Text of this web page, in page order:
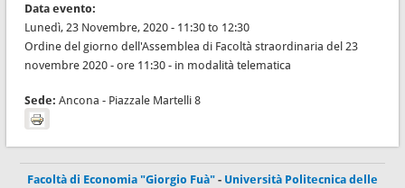
Data evento:
Lunedì, 23 Novembre, 2020 - 11:30to 12:30
Ordine del giorno dell'Assemblea di Facoltà straordinaria del 23
novembre 2020 - ore 11:30 - in modalità telematica
Sede: Ancona - Piazzale Martelli 8
Facoltà di Economia "Giorgio Fuà" - Università Politecnica delle